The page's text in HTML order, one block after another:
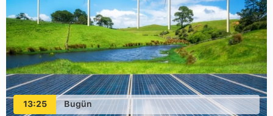
13:25 Bugün